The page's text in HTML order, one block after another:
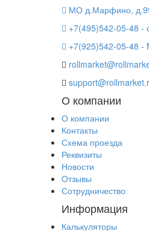
МО д.Марфино,
+7(495)542-05-48 -
+7(925)542-05-48 -
О компании
О компании
Контакты
Схема проезда
Реквизиты
Новости
Отзывы
Сотрудничество
Информация
Калькуляторы